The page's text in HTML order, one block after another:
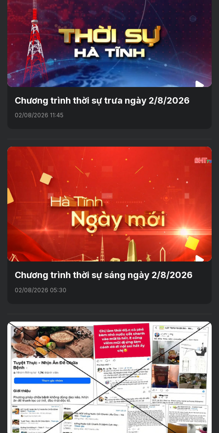
Chương trình thời sự trưa ngày 2/8/2026
02/08/2026 11:45
Chương trình thời sự sáng ngày 2/8/2026
02/08/2026 05:30